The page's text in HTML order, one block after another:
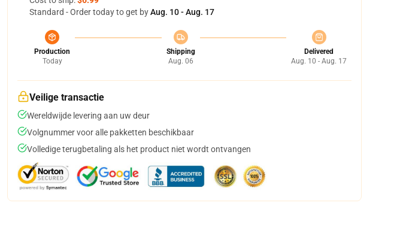
Standard - Order today to get byAug. 10 - Aug. 17
Production
Today
Shipping
Aug. 06
Delivered
Aug. 10 - Aug. 17
Veilige transactie
Wereldwijde levering aan uw deur
Volgnummer voor alle pakketten beschikbaar
Volledige terugbetaling als het product niet wordt ontvangen